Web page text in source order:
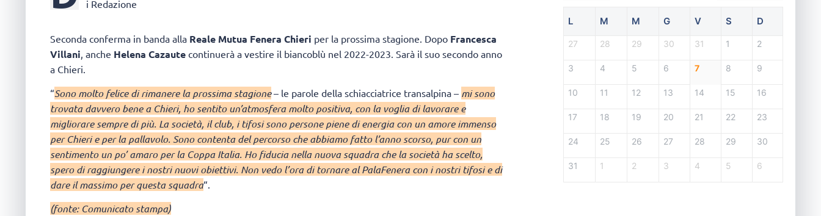
i Redazione
Seconda conferma in banda alla Reale Mutua Fenera Chieri per la prossima stagione. Dopo Francesca
Villani, anche Helena Cazaute continuerà a vestire il biancoblù nel 2022-2023. Sarà il suo secondo anno
a Chieri.
“Sono molto felice di rimanere la prossima stagione– le parole della schiacciatrice transalpina – mi sono
trovata davvero bene a Chieri, ho sentito un’atmosfera molto positiva, con la voglia di lavorare e
migliorare sempre di più. La società, il club, i tifosi sono persone piene di energia con un amore immenso
per Chieri e per la pallavolo. Sono contenta del percorso che abbiamo fatto l’anno scorso, pur con un
sentimento un po’ amaro per la Coppa Italia. Ho fiducia nella nuova squadra che la società ha scelto,
spero di raggiungere i nostri nuovi obiettivi. Non vedo l’ora di tornare al PalaFenera con i nostri tifosi e di
dare il massimo per questa squadra“.
(fonte: Comunicato stampa)
L M M G V S D
27 28 29 30 31 1 2
3 4 5 6 7 8 9
10 11 12 13 14 15 16
17 18 19 20 21 22 23
24 25 26 27 28 29 30
31 1 2 3 4 5 6